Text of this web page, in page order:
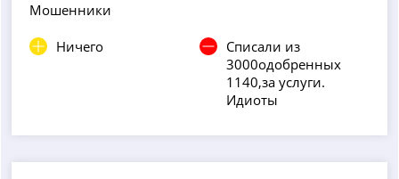
Мошенники
Ничего
Списали из
3000одобренных
1140,за услуги.
Идиоты